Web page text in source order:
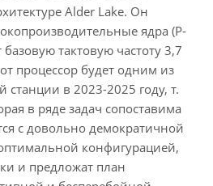
Alder Lake. Он
ядра (P-
тактовую частоту 3,7
процессор будет одним из
в 2023-2025 году, т.
в ряде задач сопоставима
с довольно демократичной
конфигурацией,
и предложат план